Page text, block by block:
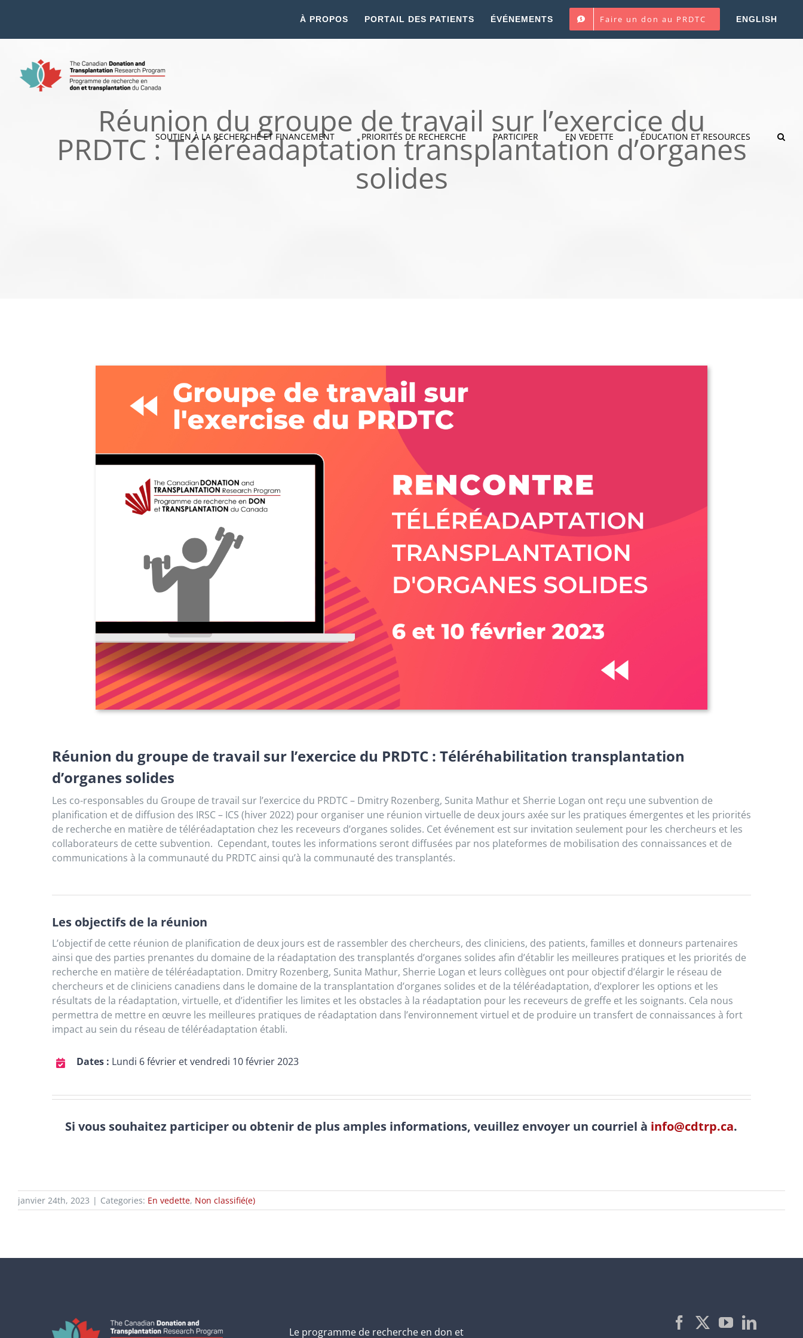
À PROPOS PORTAIL DES PATIENTS ÉVÉNEMENTS Faire un don au PRDTC ENGLISH
SOUTIEN À LA RECHERCHE ET FINANCEMENT PRIORITÉS DE RECHERCHE PARTICIPER EN VEDETTE ÉDUCATION ET RESOURCES
Réunion du groupe de travail sur l’exercice du
PRDTC : Téléréadaptation transplantation d’organes
solides
Réunion du groupe de travail sur l’exercice du PRDTC : Téléréhabilitation transplantation
d’organes solides
Les co-responsables du Groupe de travail sur l’exercice du PRDTC – Dmitry Rozenberg, Sunita Mathur et Sherrie Logan ont reçu une subvention de
planification et de diffusion des IRSC – ICS (hiver 2022) pour organiser une réunion virtuelle de deux jours axée sur les pratiques émergentes et les priorités
de recherche en matière de téléréadaptation chez les receveurs d’organes solides. Cet événement est sur invitation seulement pour les chercheurs et les
collaborateurs de cette subvention. Cependant, toutes les informations seront diffusées par nos plateformes de mobilisation des connaissances et de
communications à la communauté du PRDTC ainsi qu’à la communauté des transplantés.
Les objectifs de la réunion
L’objectif de cette réunion de planification de deux jours est de rassembler des chercheurs, des cliniciens, des patients, familles et donneurs partenaires
ainsi que des parties prenantes du domaine de la réadaptation des transplantés d’organes solides afin d’établir les meilleures pratiques et les priorités de
recherche en matière de téléréadaptation. Dmitry Rozenberg, Sunita Mathur, Sherrie Logan et leurs collègues ont pour objectif d’élargir le réseau de
chercheurs et de cliniciens canadiens dans le domaine de la transplantation d’organes solides et de la téléréadaptation, d’explorer les options et les
résultats de la réadaptation, virtuelle, et d’identifier les limites et les obstacles à la réadaptation pour les receveurs de greffe et les soignants. Cela nous
permettra de mettre en œuvre les meilleures pratiques de réadaptation dans l’environnement virtuel et de produire un transfert de connaissances à fort
impact au sein du réseau de téléréadaptation établi.
Dates : Lundi 6 février et vendredi 10 février 2023
Si vous souhaitez participer ou obtenir de plus amples informations, veuillez envoyer un courriel à info@cdtrp.ca.
janvier 24th, 2023 | Categories: En vedette, Non classifié(e)
Le programme de recherche en don et